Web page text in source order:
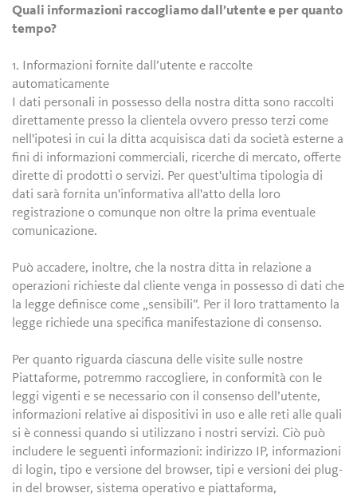
Quali informazioni raccogliamo dall’utente e per quanto
tempo?
1. Informazioni fornite dall’utente e raccolte
automaticamente
I dati personali in possesso della nostra ditta sono raccolti
direttamente presso la clientela ovvero presso terzi come
nell'ipotesi in cui la ditta acquisisca dati da società esterne a
fini di informazioni commerciali, ricerche di mercato, offerte
dirette di prodotti o servizi. Per quest'ultima tipologia di
dati sarà fornita un'informativa all'atto della loro
registrazione o comunque non oltre la prima eventuale
comunicazione.
Può accadere, inoltre, che la nostra ditta in relazione a
operazioni richieste dal cliente venga in possesso di dati che
la legge definisce come „sensibili”. Per il loro trattamento la
legge richiede una specifica manifestazione di consenso.
Per quanto riguarda ciascuna delle visite sulle nostre
Piattaforme, potremmo raccogliere, in conformità con le
leggi vigenti e se necessario con il consenso dell’utente,
informazioni relative ai dispositivi in uso e alle reti alle quali
si è connessi quando si utilizzano i nostri servizi. Ciò può
includere le seguenti informazioni: indirizzo IP, informazioni
di login, tipo e versione del browser, tipi e versioni dei plug-
in del browser, sistema operativo e piattaforma,